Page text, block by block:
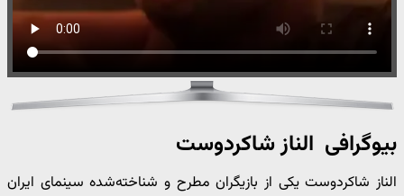
بیوگرافی الناز شاکردوست
الناز شاکردوست یکی از بازیگران مطرح و شناخته‌شده سینمای ایران